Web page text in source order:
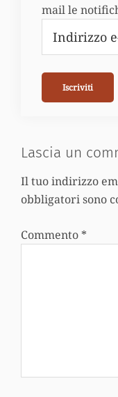
mail le
Iscriviti
Interazioni
del
lettore
Lascia un
Il tuo indirizzo
obbligatori sono
Commento *